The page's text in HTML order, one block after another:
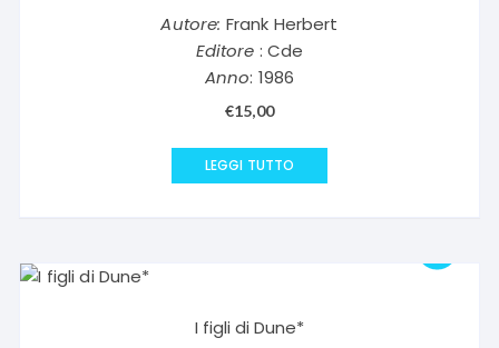
Autore: Frank Herbert
Editore : Cde
Anno: 1986
€15,00
LEGGI TUTTO
I figli di Dune*